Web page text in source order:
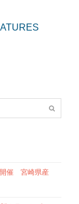
開催 宮崎県産